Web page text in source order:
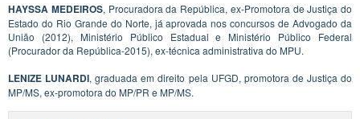
HAYSSA MEDEIROS, Procuradora da República, ex-Promotora de Justiça do
Estado do Rio Grande do Norte, já aprovada nos concursos de Advogado da
União (2012), Ministério Público Estadual e Ministério Público Federal
(Procurador da República-2015), ex-técnica administrativa do MPU.
LENIZE LUNARDI, graduada em direito pela UFGD, promotora de Justiça do
MP/MS, ex-promotora do MP/PR e MP/MS.